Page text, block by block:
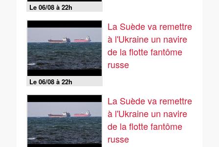
Le 06/08 à 22h
Le 06/08 à 22h
La Suède va remettre
à l'Ukraine un navire
de la flotte fantôme
russe
La Suède va remettre
à l'Ukraine un navire
de la flotte fantôme
russe